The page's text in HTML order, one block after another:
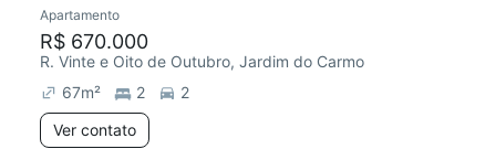
Apartamento
R$ 670.000
R. Vinte e Oito de Outubro, Jardim do Carmo
67m² 2
2
Ver contato